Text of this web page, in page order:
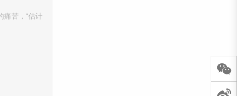
痛苦，“估计